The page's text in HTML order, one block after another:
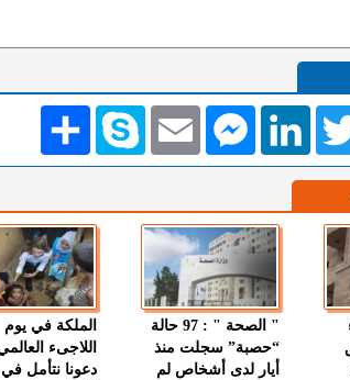
انشر Skype EmailMessengerLinkedIn
" الصحة " : 97 حالة
“حصبة” سجلت منذ
أيار لدى أشخاص لم
الملكة في يوم
اللاجىء
دعونا نتأمل في